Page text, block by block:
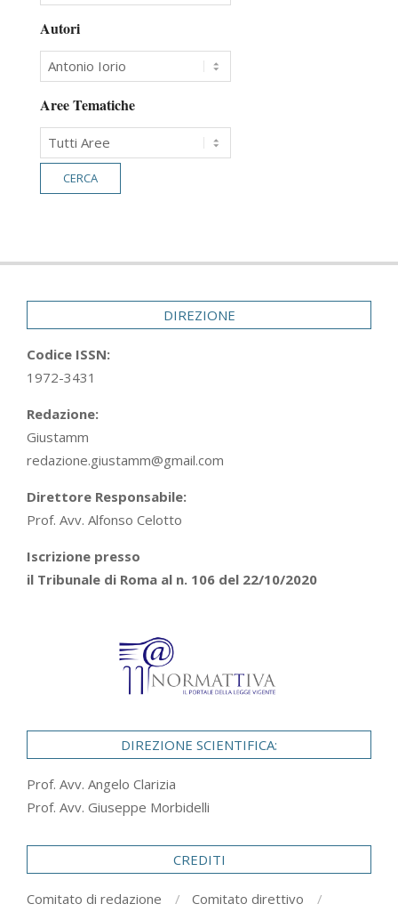
Autori
Aree Tematiche
DIREZIONE
Codice ISSN:
1972-3431
Redazione:
Giustamm
redazione.giustamm@gmail.com
Direttore Responsabile:
Prof. Avv. Alfonso Celotto
Iscrizione presso
il Tribunale di Roma al n. 106 del 22/10/2020
DIREZIONE SCIENTIFICA:
Prof. Avv. Angelo Clarizia
Prof. Avv. Giuseppe Morbidelli
CREDITI
Comitato di redazione
Comitato direttivo